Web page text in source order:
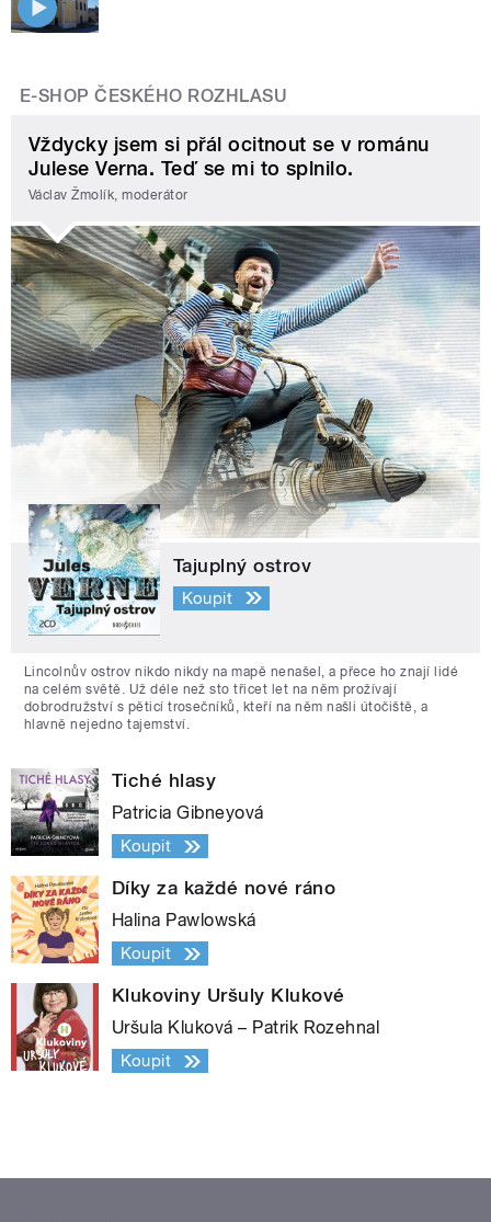
E-SHOP ČESKÉHO ROZHLASU
Vždycky jsem si přál ocitnout se v románu
Julese Verna. Teď se mi to splnilo.
Václav Žmolík, moderátor
Tajuplný ostrov
Koupit
Lincolnův ostrov nikdo nikdy na mapě nenašel, a přece ho znají lidé
na celém světě. Už déle než sto třicet let na něm prožívají
dobrodružství s pěticí trosečníků, kteří na něm našli útočiště, a
hlavně nejedno tajemství.
Tiché hlasy
Patricia Gibneyová
Koupit
Díky za každé nové ráno
Halina Pawlowská
Koupit
Klukoviny Uršuly Klukové
Uršula Kluková – Patrik Rozehnal
Koupit